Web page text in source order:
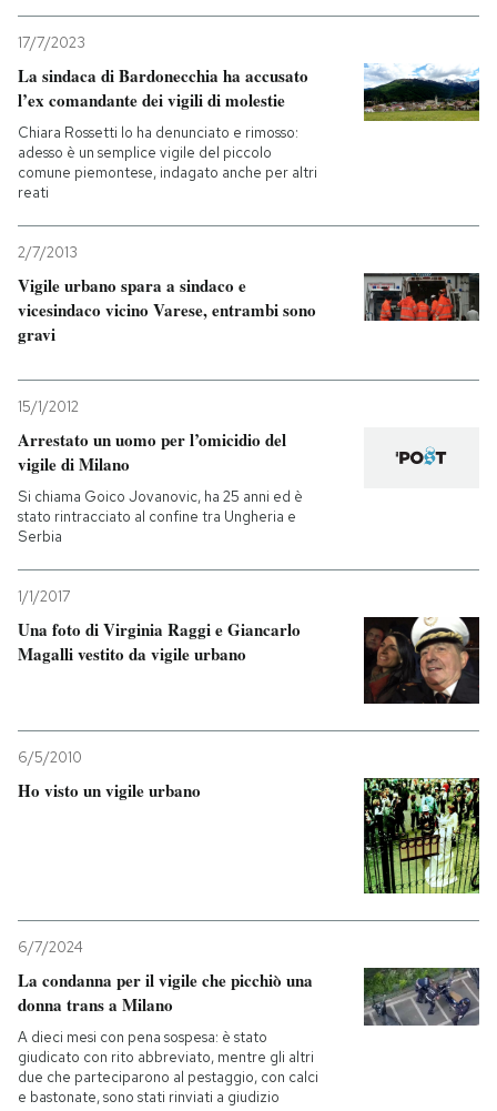
17/7/2023
La sindaca di Bardonecchia ha accusato
l’ex comandante dei vigili di molestie
Chiara Rossetti lo ha denunciato e rimosso:
adesso è un semplice vigile del piccolo
comune piemontese, indagato anche per altri
reati
2/7/2013
Vigile urbano spara a sindaco e
vicesindaco vicino Varese, entrambi sono
gravi
15/1/2012
Arrestato un uomo per l’omicidio del
vigile di Milano
Si chiama Goico Jovanovic, ha 25 anni ed è
stato rintracciato al confine tra Ungheria e
Serbia
1/1/2017
Una foto di Virginia Raggi e Giancarlo
Magalli vestito da vigile urbano
6/5/2010
Ho visto un vigile urbano
6/7/2024
La condanna per il vigile che picchiò una
donna trans a Milano
A dieci mesi con pena sospesa: è stato
giudicato con rito abbreviato, mentre gli altri
due che parteciparono al pestaggio, con calci
e bastonate, sono stati rinviati a giudizio